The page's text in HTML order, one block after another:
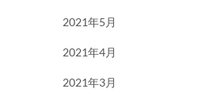
2021年5月
2021年4月
2021年3月